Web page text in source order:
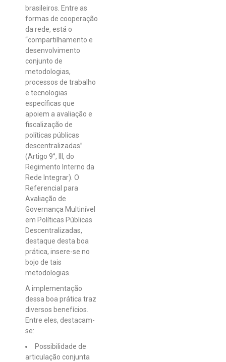
brasileiros. Entre as
formas de cooperação
da rede, está o
“compartilhamento e
desenvolvimento
conjunto de
metodologias,
processos de trabalho
e tecnologias
específicas que
apoiem a avaliação e
fiscalização de
políticas públicas
descentralizadas”
(Artigo 9°, III, do
Regimento Interno da
Rede Integrar). O
Referencial para
Avaliação de
Governança Multinível
em Políticas Públicas
Descentralizadas,
destaque desta boa
prática, insere-se no
bojo de tais
metodologias.
A implementação
dessa boa prática traz
diversos benefícios.
Entre eles, destacam-
se:
Possibilidade de
articulação conjunta